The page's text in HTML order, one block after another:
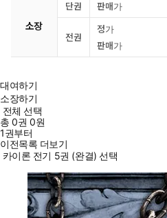
소장
단권 판매가
전권
정가
판매가
대여하기
소장하기
전체 선택
총0권 0원
1권부터
이전목록 더보기
카이론 전기 5권 (완결) 선택